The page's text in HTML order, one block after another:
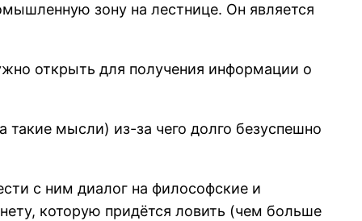
зону на лестнице. Он является
открыть для получения информации о
такие мысли) из-за чего долго безуспешно
с ним диалог на философские и
которую придётся ловить (чем больше